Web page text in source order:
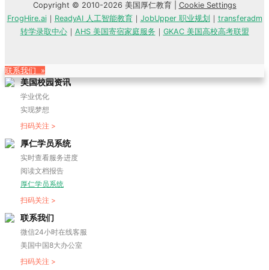
Copyright © 2010-2026 美国厚仁教育 | Cookie Settings
FrogHire.ai｜ ReadyAI 人工智能教育｜ JobUpper 职业规划 ｜ transferadm
转学录取中心｜ AHS 美国寄宿家庭服务 ｜ GKAC 美国高校高考联盟
联系我们 »
美国校园资讯
学业优化
实现梦想
扫码关注 >
厚仁学员系统
实时查看服务进度
阅读文档报告
厚仁学员系统
扫码关注 >
联系我们
微信24小时在线客服
美国中国8大办公室
扫码关注 >